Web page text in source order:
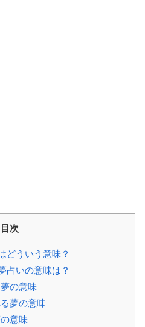
目次
どういう意味？
占いの意味は？
の意味
夢の意味
意味